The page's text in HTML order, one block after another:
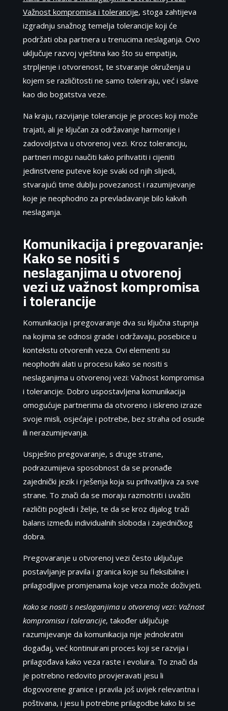
Važnost kompromisa i tolerancije, stoga zahtijeva
izgradnju snažnog temelja tolerancije koji će
podržati oba partnera u trenucima neslaganja. Ovo
uključuje razvoj vještina kao što su empatija,
strpljenje i otvorenost, te stvaranje okruženja u
kojem se različitosti ne samo toleriraju, već i slave
kao dio bogatstva veze.
Na kraju, razvijanje tolerancije je proces koji može
trajati, ali je ključan za održavanje harmonije i
zadovoljstva u otvorenoj vezi. Kroz toleranciju,
partneri mogu naučiti kako prihvatiti i cijeniti
jedinstvene puteve koje svaki od njih slijedi,
stvarajući time dublju povezanost i razumijevanje
koje je neophodno za prevladavanje bilo kakvih
neslaganja.
Komunikacija i pregovaranje:
Kako se nositi s
neslaganjima u otvorenoj
vezi uz važnost kompromisa
i tolerancije
Komunikacija i pregovaranje dva su ključna stupnja
na kojima se odnosi grade i održavaju, posebice u
kontekstu otvorenih veza. Ovi elementi su
neophodni alati u procesu kako se nositi s
neslaganjima u otvorenoj vezi: Važnost kompromisa
i tolerancije. Dobro uspostavljena komunikacija
omogućuje partnerima da otvoreno i iskreno izraze
svoje misli, osjećaje i potrebe, bez straha od osude
ili nerazumijevanja.
Uspješno pregovaranje, s druge strane,
podrazumijeva sposobnost da se pronađe
zajednički jezik i rješenja koja su prihvatljiva za sve
strane. To znači da se moraju razmotriti i uvažiti
različiti pogledi i želje, te da se kroz dijalog traži
balans između individualnih sloboda i zajedničkog
dobra.
Pregovaranje u otvorenoj vezi često uključuje
postavljanje pravila i granica koje su fleksibilne i
prilagodljive promjenama koje veza može doživjeti.
Kako se nositi s neslaganjima u otvorenoj vezi: Važnost
kompromisa i tolerancije, također uključuje
razumijevanje da komunikacija nije jednokratni
događaj, već kontinuirani proces koji se razvija i
prilagođava kako veza raste i evoluira. To znači da
je potrebno redovito provjeravati jesu li
dogovorene granice i pravila još uvijek relevantna i
poštivana, i jesu li potrebne prilagodbe kako bi se